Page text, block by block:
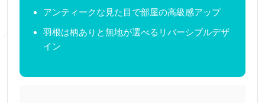
アンティークな見た目で部屋の高級感アップ
羽根は柄ありと無地が選べるリバーシブルデザ
イン